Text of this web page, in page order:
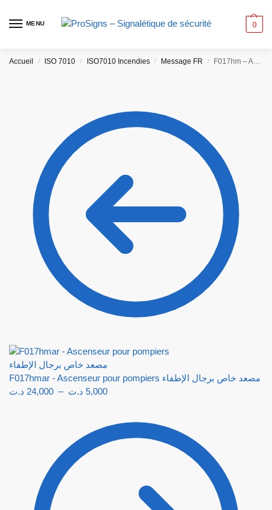
MENU 0
Accueil / ISO 7010 / ISO7010 Incendies / Message FR / F017hm – Ascenseur pour pompiers
F017hmar - Ascenseur pour pompiers مصعد خاص برجال الإطفاء
5,000 د.ت –
24,000 د.ت